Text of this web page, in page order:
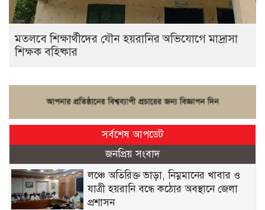
মতলবে শিক্ষার্থীদের যৌন হয়রানির অভিযোগে মাদ্রাসা
শিক্ষক বহিষ্কার
সর্বশেষ আপডেট
জনপ্রিয় সংবাদ
লঞ্চে অতিরিক্ত ভাড়া, নিম্নমানের খাবার ও
যাত্রী হয়রানি বন্ধে কঠোর অবস্থানে জেলা
প্রশাসন